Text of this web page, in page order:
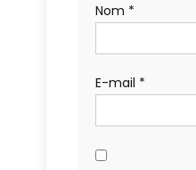
Nom *
E-mail *